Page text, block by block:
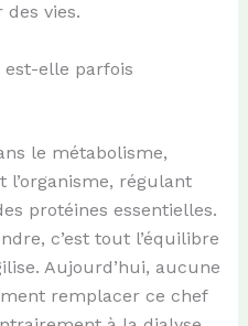
des vies.
elle parfois
le métabolisme,
régulant
protéines essentielles.
c’est tout l’équilibre
Aujourd’hui, aucune
remplacer ce chef